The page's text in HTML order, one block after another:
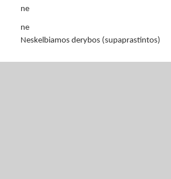
ne
ne
Neskelbiamos derybos (supaprastintos)